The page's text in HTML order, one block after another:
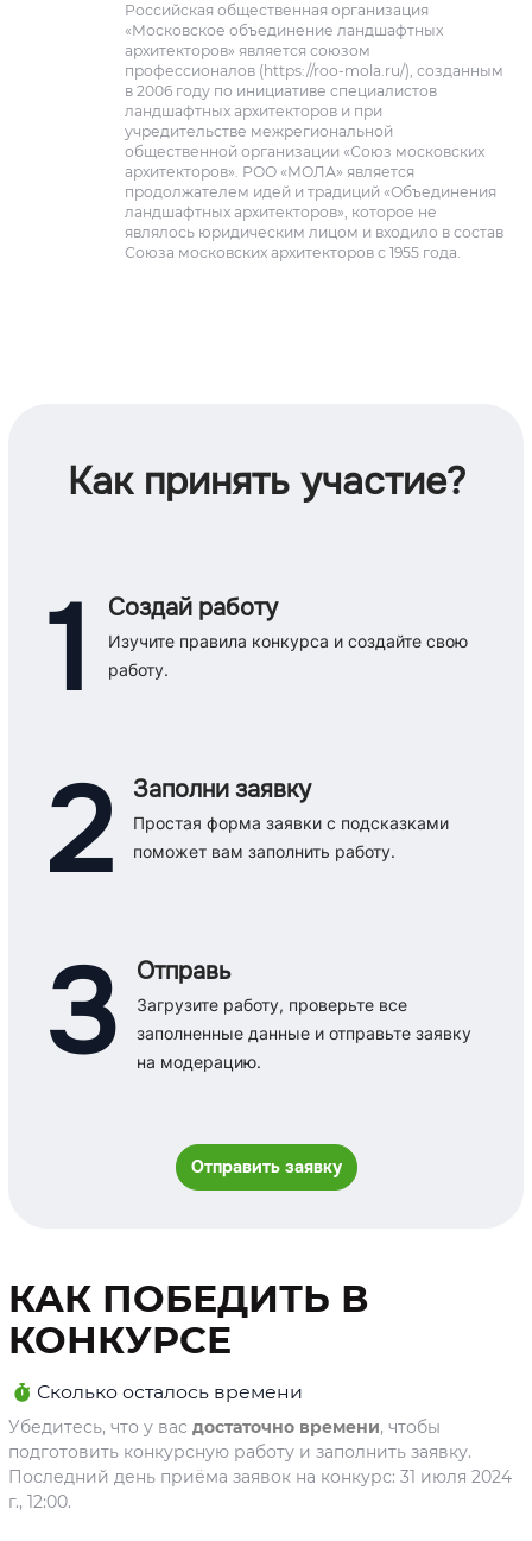
Российская общественная организация
«Московское объединение ландшафтных
архитекторов» является союзом
профессионалов (https://roo-mola.ru/), созданным
в 2006 году по инициативе специалистов
ландшафтных архитекторов и при
учредительстве межрегиональной
общественной организации «Союз московских
архитекторов». РОО «МОЛА» является
продолжателем идей и традиций «Объединения
ландшафтных архитекторов», которое не
являлось юридическим лицом и входило в состав
Союза московских архитекторов с 1955 года.
Как принять участие?
1 Создай работу
Изучите правила конкурса и создайте свою
работу.
2 Заполни заявку
Простая форма заявки с подсказками
поможет вам заполнить работу.
3 Отправь
Загрузите работу, проверьте все
заполненные данные и отправьте заявку
на модерацию.
Отправить заявку
КАК ПОБЕДИТЬ В
КОНКУРСЕ
Сколько осталось времени
Убедитесь, что у вас достаточно времени, чтобы
подготовить конкурсную работу и заполнить заявку.
Последний день приёма заявок на конкурс: 31 июля 2024
г., 12:00.